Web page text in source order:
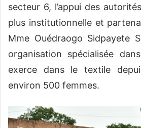
secteur 6, l’appui des
plus institutionnelle et
Mme Ouédraogo Sidpayete
organisation spécialisée
exerce dans le textile
environ 500 femmes.